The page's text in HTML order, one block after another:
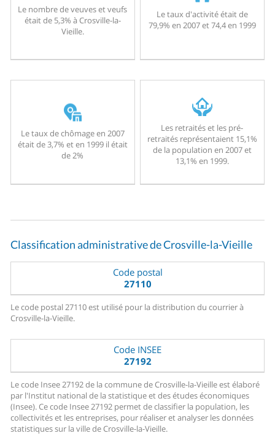
Le nombre de veuves et veufs
était de 5,3% à Crosville-la-
Vieille.
Le taux d'activité était de
79,9% en 2007 et 74,4 en 1999
Le taux de chômage en 2007
était de 3,7% et en 1999 il était
de 2%
Les retraités et les pré-
retraités représentaient 15,1%
de la population en 2007 et
13,1% en 1999.
Classification administrative de Crosville-la-Vieille
Code postal
27110
Le code postal 27110 est utilisé pour la distribution du courrier à
Crosville-la-Vieille.
Code INSEE
27192
Le code Insee 27192 de la commune de Crosville-la-Vieille est élaboré
par l'Institut national de la statistique et des études économiques
(Insee). Ce code Insee 27192 permet de classifier la population, les
collectivités et les entreprises, pour réaliser et analyser les données
statistiques sur la ville de Crosville-la-Vieille.